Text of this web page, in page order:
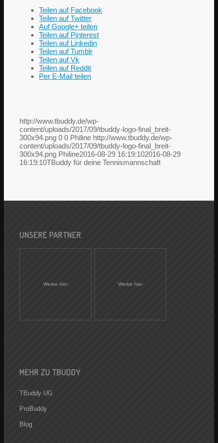
Teilen auf Facebook
Teilen auf Twitter
Auf Google+ teilen
Teilen auf Pinterest
Teilen auf Linkedin
Teilen auf Tumblr
Teilen auf Vk
Teilen auf Reddit
Per E-Mail teilen
http://www.tbuddy.de/wp-
content/uploads/2017/09/tbuddy-logo-final_breit-
300x94.png 0 0 Philine http://www.tbuddy.de/wp-
content/uploads/2017/09/tbuddy-logo-final_breit-
300x94.png Philine2016-08-29 16:19:102016-08-29
16:19:10TBuddy für deine Tennismannschaft
UNSERE PARTNER
Werbe hier Werbe hier
MEHR ZU TBUDDY
TBuddy UG
ProBuddy
Blog